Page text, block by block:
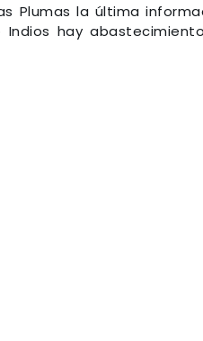
Plumas la última
hay